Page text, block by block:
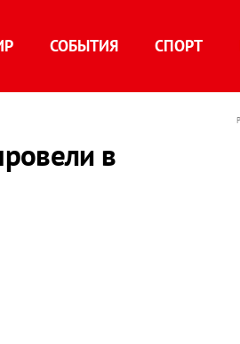
СОБЫТИЯ СПОРТ
в